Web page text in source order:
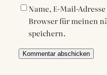
Name, E-Mail-
Browser für meinen
speichern.